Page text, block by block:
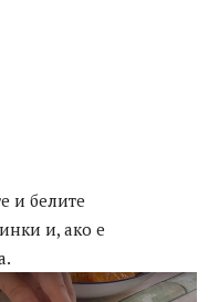
и белите
и, ако е